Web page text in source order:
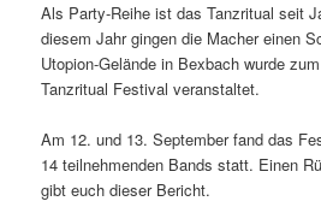
Als Party-Reihe ist das Tanzritual seit
diesem Jahr gingen die Macher einen
Utopion-Gelände in Bexbach wurde
Tanzritual Festival veranstaltet.
Am 12. und 13. September fand das
14 teilnehmenden Bands statt. Einen
gibt euch dieser Bericht.